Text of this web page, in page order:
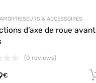
& ACCESSOIRES
d’axe de roue avant
(0 reviews)
€